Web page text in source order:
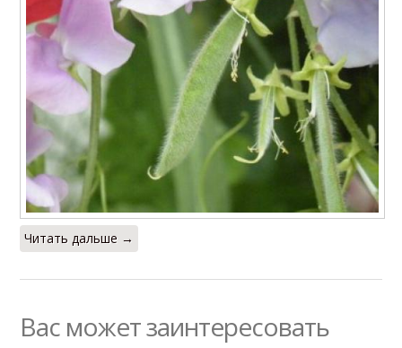
Читать дальше →
Вас может заинтересовать